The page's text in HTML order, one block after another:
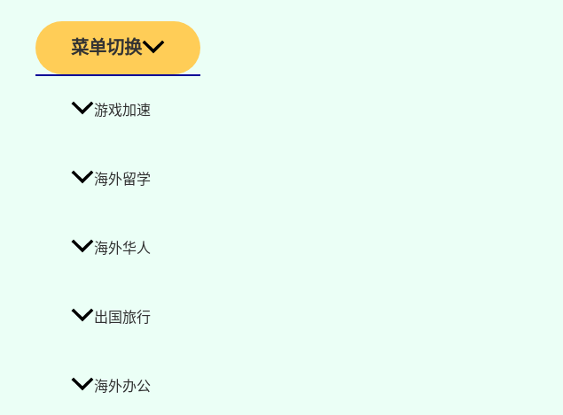
菜单切换
游戏加速
海外留学
海外华人
出国旅行
海外办公